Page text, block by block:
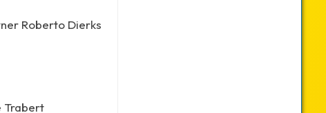
Roberto Dierks
Trabert